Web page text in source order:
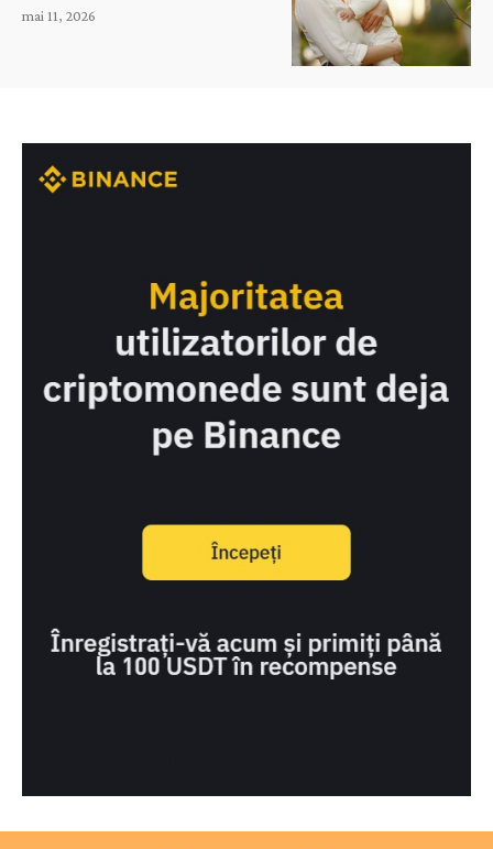
mai 11, 2026